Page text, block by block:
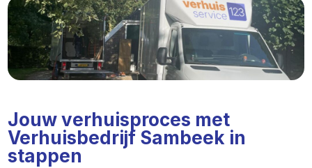
Jouw verhuisproces met
Verhuisbedrijf Sambeek in
stappen